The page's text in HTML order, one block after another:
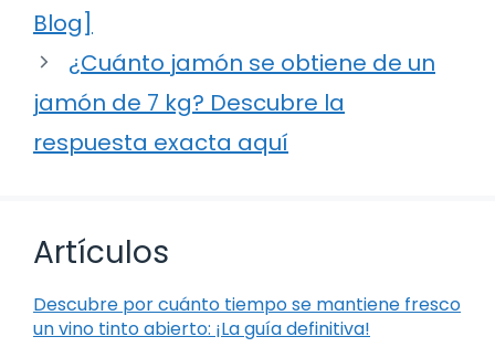
Blog]
¿Cuánto jamón se obtiene de un
jamón de 7 kg? Descubre la
respuesta exacta aquí
Artículos
Descubre por cuánto tiempo se mantiene fresco
un vino tinto abierto: ¡La guía definitiva!